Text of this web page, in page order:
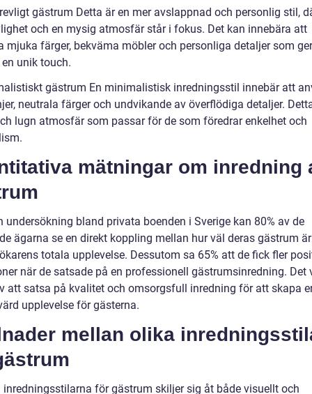
gästrum Detta är en mer avslappnad och personlig stil,
och en mysig atmosfär står i fokus. Det kan innebära att
mjuka färger, bekväma möbler och personliga detaljer som ger
unik touch.
gästrum En minimalistisk inredningsstil innebär att
neutrala färger och undvikande av överflödiga detaljer.
lugn atmosfär som passar för de som föredrar enkelhet och
mätningar om inredning
undersökning bland privata boenden i Sverige kan 80% av de
ägarna se en direkt koppling mellan hur väl deras gästrum
totala upplevelse. Dessutom sa 65% att de fick fler
när de satsade på en professionell gästrumsinredning. Det
att satsa på kvalitet och omsorgsfull inredning för att skapa
upplevelse för gästerna.
mellan olika
inredningsstilarna för gästrum skiljer sig åt både visuellt och